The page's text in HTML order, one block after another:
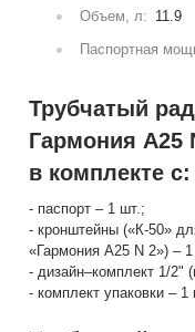
Объем, л: 11.9
Паспортная
Трубчатый
Гармония А25
в комплекте с:
- паспорт – 1 шт.;
- кронштейны («К-50»
«Гармония А25 N 2») –
- дизайн–комплект 1/2"
- комплект упаковки – 1